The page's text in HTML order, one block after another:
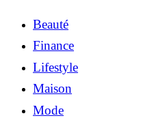
Beauté
Finance
Lifestyle
Maison
Mode